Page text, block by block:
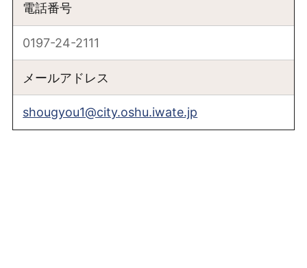
電話番号
0197-24-2111
メールアドレス
shougyou1@city.oshu.iwate.jp